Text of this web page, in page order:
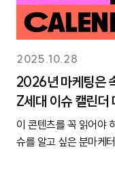
수 있습니다.✔ 트렌드
16일 (총 21일)✔ 캐릿
마이크로 트렌드 전광
일 ▲ 제철코어가 메가
음식을 찾는 Z세대 늘
KBS 예능 프로그램 ‘1
튜브에서 봄 제철 음식
월 2일 (-) 봄동 판매량
42.6% 증가. B마트의
가던 곳이라는 기억이
않는 것 같아요. 김성
처럼 마음껏 먹고 오는
쿠우에서 꼭 먹어봐야
었고요. 특히 ‘구슬 아이
세, 직장인)✔ ‘유행 구경
뉘는 편의점 이미지“유
들이 늘고 있습니다.
간에도 현재의 소비와
디컨슈머’로 정의했습
레디컨슈머 인구는 앞
업을 가진 사람들이 다
있기 때문인데요. AI가
서 전직을 통해 제2의
운 관심사를 공부하려
감을 위해 대학 학생 식
용하거나 직접 도시락
고 있어요.야푸 트렌드
새롭게 떠오르고 있는
에서 야구가 뜬다는 이
히 Z세대의 야구 문화로
장 상권의 성장을 견인
기 위해 야구장을 간다’
의 로컬 맛집을 경험하
대폰을 들고 사진 찍어
금부터 주목해 주세요!
올해의 트렌드 키워드 ‘
절을 연상시키는 먹거
인데요. 올해 유독 제철
집계한 10대, 20대 시
름’과 같은 계절이 언급
아예 사라진 플랫폼(카
약화되어 지도에 오르
도 있습니다. 10년이
하는 겁니다! 캐릿이
흐름, ‘최상류’가 달라
의 흐름은 어떻게 변했
과 정성 인터뷰를 진행
인할 수 있었습니다. 무
2026년 마케팅은
Z세대 이슈 캘린더
이 콘텐츠를 꼭 읽어야
슈를 알고 싶은 분마케
2025.10.28